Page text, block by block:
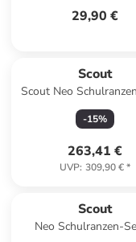
29,90 €
Scout
Scout Neo
teilig Exklusiv
Extreme Unicorn
-15%
263,41 €
UVP: 309,90 €*
Scout
Neo Schulranzen-